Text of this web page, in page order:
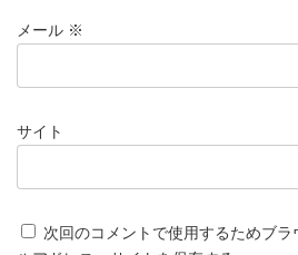
メール ※
サイト
次回のコメントで使用するためブ